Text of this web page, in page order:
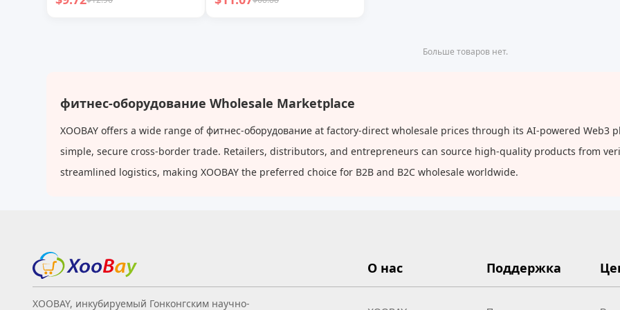
клипса
Больше товаров нет.
фитнес-оборудование Wholesale Marketplace
XOOBAY offers a wide range of фитнес-оборудование at factory-direct wholesale prices through its AI-powered
simple, secure cross-border trade. Retailers, distributors, and entrepreneurs can source high-quality products from
streamlined logistics, making XOOBAY the preferred choice for B2B and B2C wholesale worldwide.
XOOBAY, инкубируемый Гонконгским научно-
О нас Поддержка